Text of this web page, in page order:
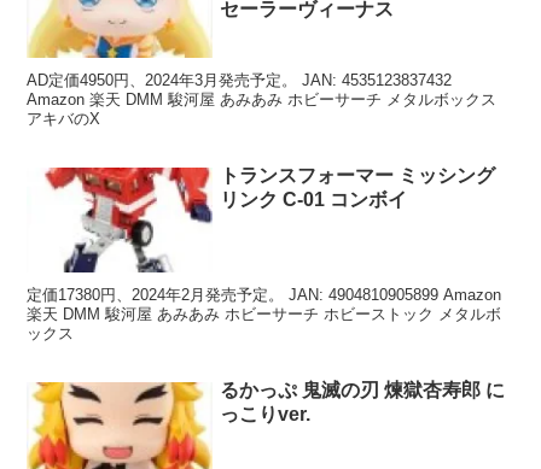
セーラーヴィーナス
AD定価4950円、2024年3月発売予定。 JAN: 4535123837432
Amazon 楽天 DMM 駿河屋 あみあみ ホビーサーチ メタルボックス
アキバのX
トランスフォーマー ミッシング
リンク C-01 コンボイ
定価17380円、2024年2月発売予定。 JAN: 4904810905899 Amazon
楽天 DMM 駿河屋 あみあみ ホビーサーチ ホビーストック メタルボ
ックス
るかっぷ 鬼滅の刃 煉獄杏寿郎 に
っこりver.